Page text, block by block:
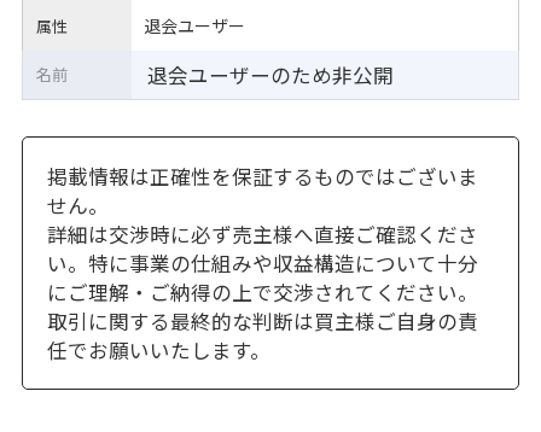
属性 退会ユーザー
退会ユーザーのため非公開
名前
掲載情報は正確性を保証するものではございま
せん。
詳細は交渉時に必ず売主様へ直接ご確認くださ
い。特に事業の仕組みや収益構造について十分
にご理解・ご納得の上で交渉されてください。
取引に関する最終的な判断は買主様ご自身の責
任でお願いいたします。